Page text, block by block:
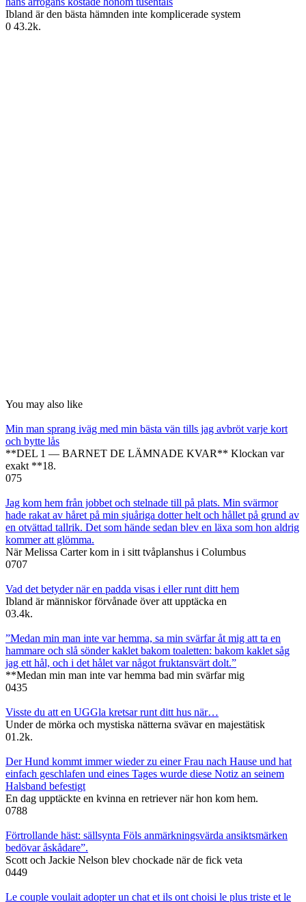
Ibland är den bästa hämnden inte komplicerade system
0 43.2k.
You may also like
Min man sprang iväg med min bästa vän tills jag avbröt varje kort
och bytte lås
**DEL 1 — BARNET DE LÄMNADE KVAR** Klockan var
exakt **18.
075
Jag kom hem från jobbet och stelnade till på plats. Min svärmor
hade rakat av håret på min sjuåriga dotter helt och hållet på grund av
en otvättad tallrik. Det som hände sedan blev en läxa som hon aldrig
kommer att glömma.
När Melissa Carter kom in i sitt tvåplanshus i Columbus
0707
Vad det betyder när en padda visas i eller runt ditt hem
Ibland är människor förvånade över att upptäcka en
03.4k.
”Medan min man inte var hemma, sa min svärfar åt mig att ta en
hammare och slå sönder kaklet bakom toaletten: bakom kaklet såg
jag ett hål, och i det hålet var något fruktansvärt dolt.”
**Medan min man inte var hemma bad min svärfar mig
0435
Visste du att en UGGla kretsar runt ditt hus när…
Under de mörka och mystiska nätterna svävar en majestätisk
01.2k.
Der Hund kommt immer wieder zu einer Frau nach Hause und hat
einfach geschlafen und eines Tages wurde diese Notiz an seinem
Halsband befestigt
En dag upptäckte en kvinna en retriever när hon kom hem.
0788
Förtrollande häst: sällsynta Föls anmärkningsvärda ansiktsmärken
bedövar åskådare”.
Scott och Jackie Nelson blev chockade när de fick veta
0449
Le couple voulait adopter un chat et ils ont choisi le plus triste et le